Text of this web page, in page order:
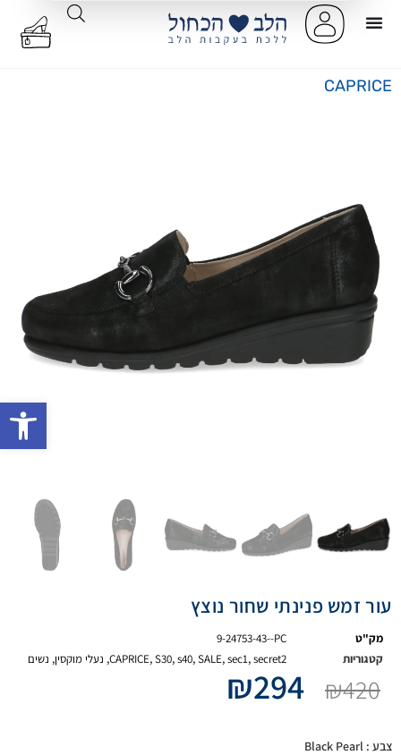
CAPRICE
עור זמש פנינתי שחור נוצץ
מק"ט
9-24753-43--PC
קטגוריות
CAPRICE,S30,s40,SALE,sec1,secret2
, נעלי מוקסין, נשים
₪420
₪294
צבע : Black Pearl